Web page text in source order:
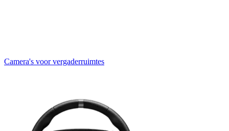
Camera's voor vergaderruimtes